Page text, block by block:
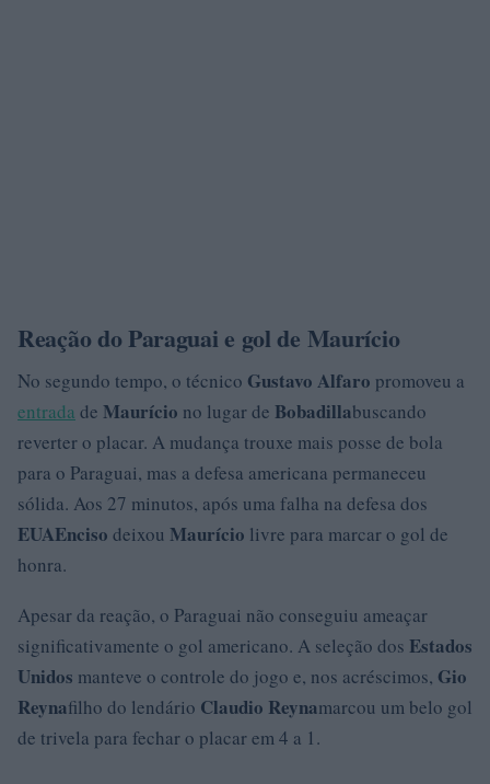
Reação do Paraguai e gol de Maurício
No segundo tempo, o técnico Gustavo Alfaro promoveu a
entrada de Maurício no lugar de Bobadillabuscando
reverter o placar. A mudança trouxe mais posse de bola
para o Paraguai, mas a defesa americana permaneceu
sólida. Aos 27 minutos, após uma falha na defesa dos
EUAEnciso deixou Maurício livre para marcar o gol de
honra.
Apesar da reação, o Paraguai não conseguiu ameaçar
significativamente o gol americano. A seleção dos Estados
Unidos manteve o controle do jogo e, nos acréscimos, Gio
Reynafilho do lendário Claudio Reynamarcou um belo gol
de trivela para fechar o placar em 4 a 1.